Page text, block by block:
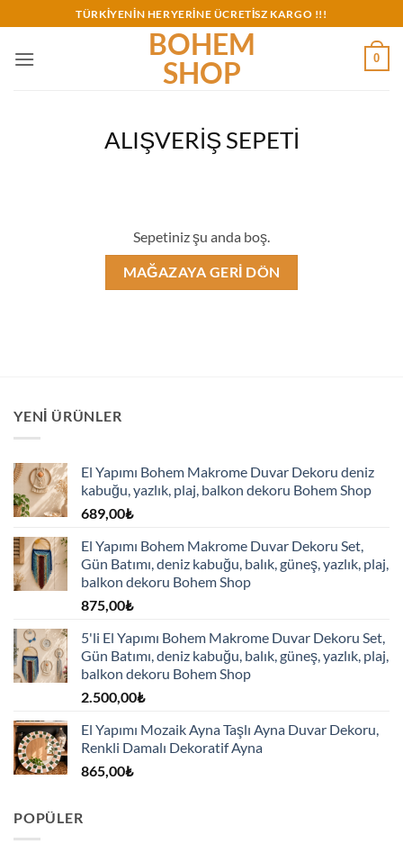
atla
TÜRKİYENİN HERYERİNE ÜCRETİSZ KARGO !!!
BOHEM
SHOP
0
ALIŞVERIŞ SEPETI
Sepetiniz şu anda boş.
MAĞAZAYA GERI DÖN
YENI ÜRÜNLER
El Yapımı Bohem Makrome Duvar Dekoru deniz
kabuğu, yazlık, plaj, balkon dekoru Bohem Shop
689,00₺
El Yapımı Bohem Makrome Duvar Dekoru Set,
Gün Batımı, deniz kabuğu, balık, güneş, yazlık, plaj,
balkon dekoru Bohem Shop
875,00₺
5'li El Yapımı Bohem Makrome Duvar Dekoru Set,
Gün Batımı, deniz kabuğu, balık, güneş, yazlık, plaj,
balkon dekoru Bohem Shop
2.500,00₺
El Yapımı Mozaik Ayna Taşlı Ayna Duvar Dekoru,
Renkli Damalı Dekoratif Ayna
865,00₺
POPÜLER